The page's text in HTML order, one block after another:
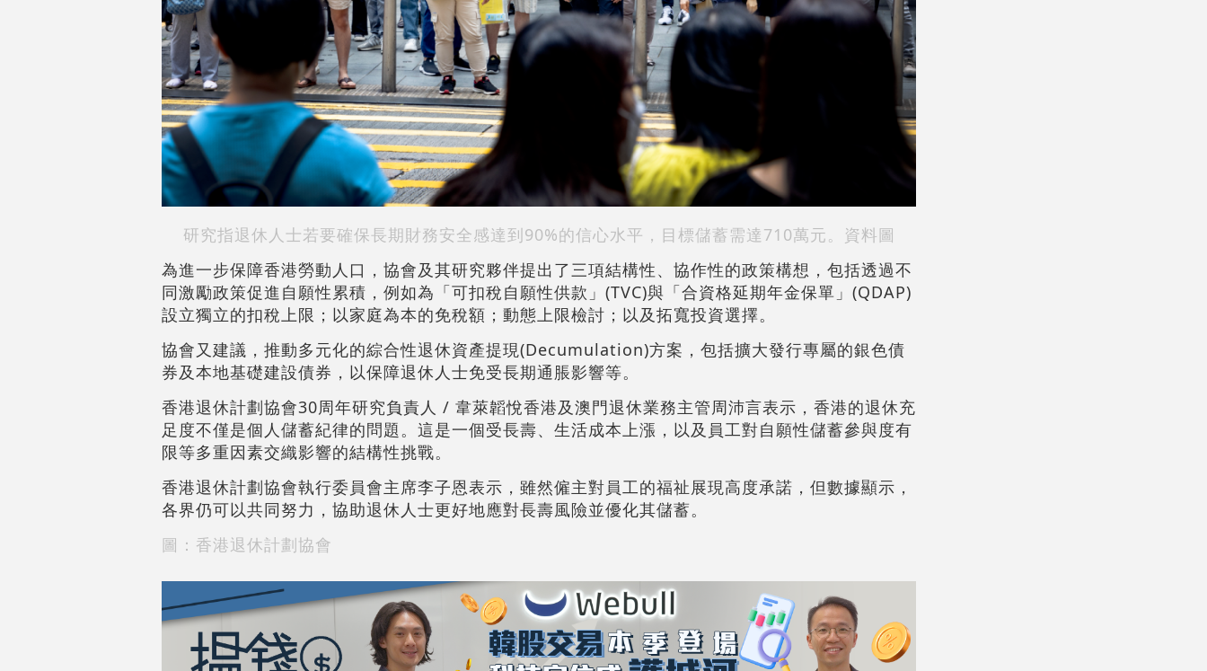
研究指退休人士若要確保長期財務安全感達到90%的信心水平，目標儲蓄需達710萬元。資料圖
為進一步保障香港勞動人口，協會及其研究夥伴提出了三項結構性、協作性的政策構想，包括透過不
同激勵政策促進自願性累積，例如為「可扣稅自願性供款」(TVC)與「合資格延期年金保單」(QDAP)
設立獨立的扣稅上限；以家庭為本的免稅額；動態上限檢討；以及拓寬投資選擇。
協會又建議，推動多元化的綜合性退休資產提現(Decumulation)方案，包括擴大發行專屬的銀色債
券及本地基礎建設債券，以保障退休人士免受長期通脹影響等。
香港退休計劃協會30周年研究負責人 / 韋萊韜悅香港及澳門退休業務主管周沛言表示，香港的退休充
足度不僅是個人儲蓄紀律的問題。這是一個受長壽、生活成本上漲，以及員工對自願性儲蓄參與度有
限等多重因素交織影響的結構性挑戰。
香港退休計劃協會執行委員會主席李子恩表示，雖然僱主對員工的福祉展現高度承諾，但數據顯示，
各界仍可以共同努力，協助退休人士更好地應對長壽風險並優化其儲蓄。
圖：香港退休計劃協會